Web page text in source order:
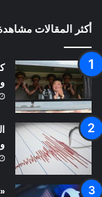
أكثر المقالات